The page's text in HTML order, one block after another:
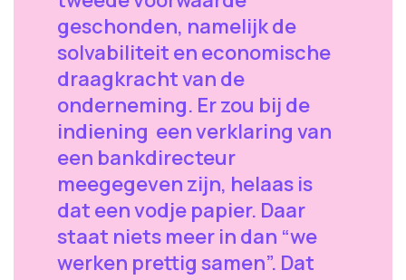
geschonden, namelijk de
solvabiliteit en economische
draagkracht van de
onderneming. Er zou bij de
indiening een verklaring van
een bankdirecteur
meegegeven zijn, helaas is
dat een vodje papier. Daar
staat niets meer in dan “we
werken prettig samen”. Dat